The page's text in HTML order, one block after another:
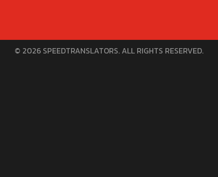
© 2026 SPEEDTRANSLATORS. ALL RIGHTS RESERVED.